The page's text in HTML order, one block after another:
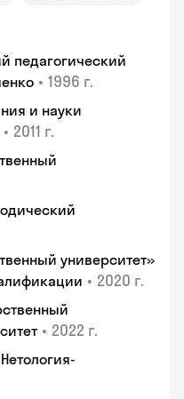
педагогический
• 1996 г.
и науки
• 2011 г.
университет»
• 2020 г.
• 2022 г.